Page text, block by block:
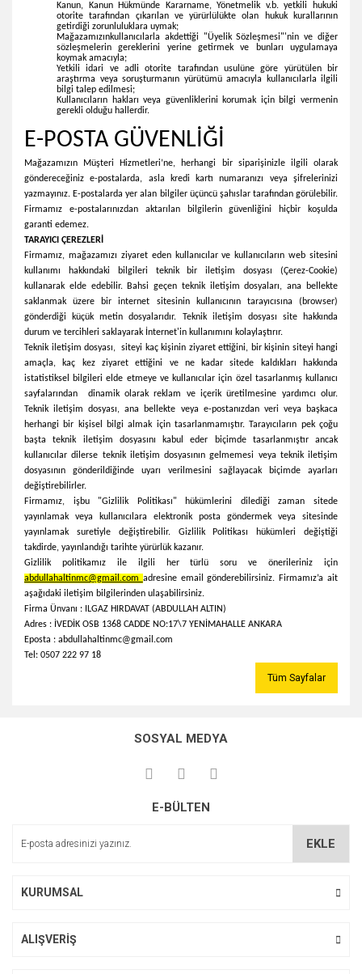
Kanun, Kanun Hükmünde Kararname, Yönetmelik v.b. yetkili hukuki
otorite tarafından çıkarılan ve yürürlülükte olan hukuk kurallarının
getirdiği zorunluluklara uymak;
Mağazamızınkullanıcılarla akdettiği "Üyelik Sözleşmesi"'nin ve diğer
sözleşmelerin gereklerini yerine getirmek ve bunları uygulamaya
koymak amacıyla;
Yetkili idari ve adli otorite tarafından usulüne göre yürütülen bir
araştırma veya soruşturmanın yürütümü amacıyla kullanıcılarla ilgili
bilgi talep edilmesi;
Kullanıcıların hakları veya güvenliklerini korumak için bilgi vermenin
gerekli olduğu hallerdir.
E-POSTA GÜVENLİĞİ
Mağazamızın Müşteri Hizmetleri’ne, herhangi bir siparişinizle ilgili olarak
göndereceğiniz e-postalarda, asla kredi kartı numaranızı veya şifrelerinizi
yazmayınız. E-postalarda yer alan bilgiler üçüncü şahıslar tarafından görülebilir.
Firmamız e-postalarınızdan aktarılan bilgilerin güvenliğini hiçbir koşulda
garanti edemez.
TARAYICI ÇEREZLERİ
Firmamız, mağazamızı ziyaret eden kullanıcılar ve kullanıcıların web sitesini
kullanımı hakkındaki bilgileri teknik bir iletişim dosyası (Çerez-Cookie)
kullanarak elde edebilir. Bahsi geçen teknik iletişim dosyaları, ana bellekte
saklanmak üzere bir internet sitesinin kullanıcının tarayıcısına (browser)
gönderdiği küçük metin dosyalarıdır. Teknik iletişim dosyası site hakkında
durum ve tercihleri saklayarak İnternet'in kullanımını kolaylaştırır.
Teknik iletişim dosyası, siteyi kaç kişinin ziyaret ettiğini, bir kişinin siteyi hangi
amaçla, kaç kez ziyaret ettiğini ve ne kadar sitede kaldıkları hakkında
istatistiksel bilgileri elde etmeye ve kullanıcılar için özel tasarlanmış kullanıcı
sayfalarından dinamik olarak reklam ve içerik üretilmesine yardımcı olur.
Teknik iletişim dosyası, ana bellekte veya e-postanızdan veri veya başkaca
herhangi bir kişisel bilgi almak için tasarlanmamıştır. Tarayıcıların pek çoğu
başta teknik iletişim dosyasını kabul eder biçimde tasarlanmıştır ancak
kullanıcılar dilerse teknik iletişim dosyasının gelmemesi veya teknik iletişim
dosyasının gönderildiğinde uyarı verilmesini sağlayacak biçimde ayarları
değiştirebilirler.
Firmamız, işbu "Gizlilik Politikası" hükümlerini dilediği zaman sitede
yayınlamak veya kullanıcılara elektronik posta göndermek veya sitesinde
yayınlamak suretiyle değiştirebilir. Gizlilik Politikası hükümleri değiştiği
takdirde, yayınlandığı tarihte yürürlük kazanır.
Gizlilik politikamız ile ilgili her türlü soru ve önerileriniz için
abdullahaltinmc@gmail.com adresine email gönderebilirsiniz. Firmamız’a ait
aşağıdaki iletişim bilgilerinden ulaşabilirsiniz.
Firma Ünvanı : ILGAZ HIRDAVAT (ABDULLAH ALTIN)
Adres : İVEDİK OSB 1368 CADDE NO:17\7 YENİMAHALLE ANKARA
Eposta : abdullahaltinmc@gmail.com
Tel: 0507 222 97 18
Tüm Sayfalar
SOSYAL MEDYA
E-BÜLTEN
EKLE
KURUMSAL
ALIŞVERİŞ